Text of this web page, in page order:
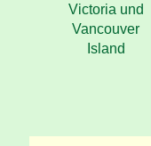
Victoria und
Vancouver
Island